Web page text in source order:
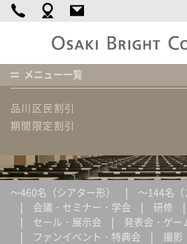
メニュー一覧
個人情報保護方針
割引プラン
品川区民割引
期間限定割引
～460名（シアター形）
～144名（
会議・セミナー・学会
研修
セール・展示会
発表会・ゲー
ファンイベント・特典会
撮影